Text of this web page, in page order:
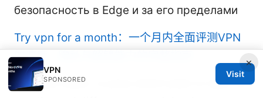
безопасность в Edge и за его пределами
Try vpn for a month：一个月内全面评测VPN
的速度、隐私与解锁能力的完整指南
Nordvpn basic vs plus which plan is right for
×
VPN
SPONSORED
Visit